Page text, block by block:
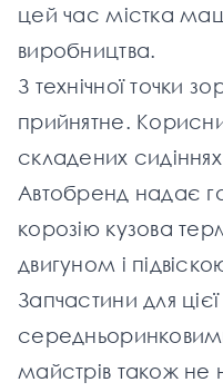
цей час містка
виробництва.
З технічної точки
прийнятне.
складених
Автобренд надає
корозію кузова
двигуном і
Запчастини для
майстрів також не